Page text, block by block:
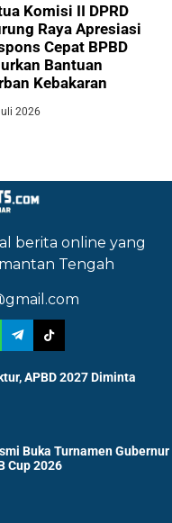
Komisi II DPRD
Raya Apresiasi
Cepat BPBD
Bantuan
Kebakaran
2026
berita online yang
Tengah
APBD 2027 Diminta
Buka Turnamen Gubernur
Cup 2026